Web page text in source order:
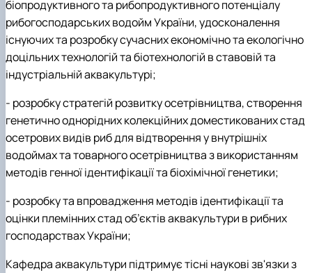
біопродуктивного та рибопродуктивного потенціалу
рибогосподарських водойм України, удосконалення
існуючих та розробку сучасних економічно та екологічно
доцільних технологій та біотехнологій в ставовій та
індустріальній аквакультурі;
- розробку стратегій розвитку осетрівництва, створення
генетично однорідних колекційних доместикованих стад
осетрових видів риб для відтворення у внутрішніх
водоймах та товарного осетрівництва з використанням
методів генної ідентифікації та біохімічної генетики;
- розробку та впровадження методів ідентифікації та
оцінки племінних стад об’єктів аквакультури в рибних
господарствах України;
Кафедра аквакультури підтримує тісні наукові зв'язки з